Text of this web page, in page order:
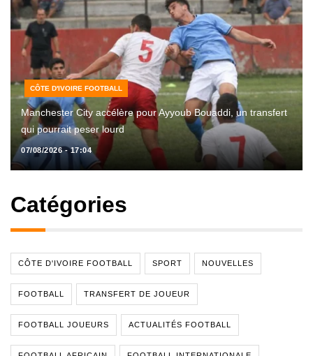
CÔTE D'IVOIRE FOOTBALL
Manchester City accélère pour Ayyoub Bouaddi, un transfert
qui pourrait peser lourd
07/08/2026 - 17:04
Catégories
CÔTE D'IVOIRE FOOTBALL SPORT NOUVELLES
FOOTBALL TRANSFERT DE JOUEUR
FOOTBALL JOUEURS ACTUALITÉS FOOTBALL